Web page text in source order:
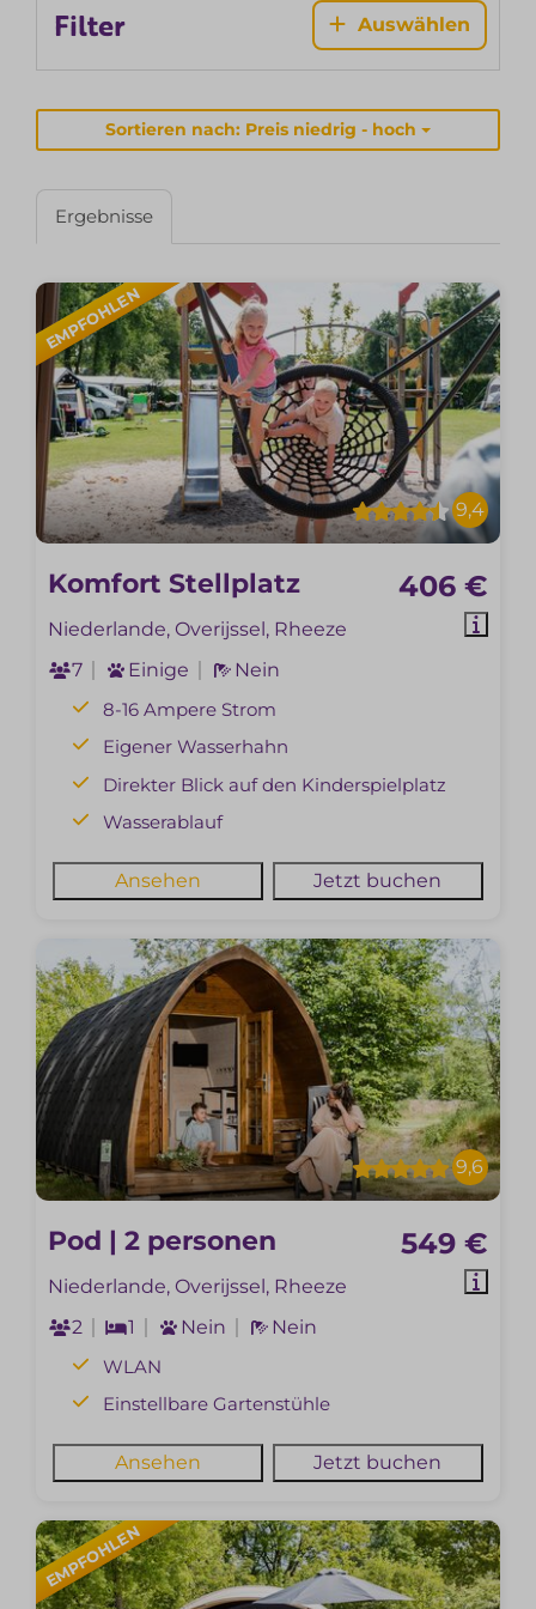
Filter Auswählen
Sortieren nach: Preis niedrig - hoch
Ergebnisse
EMPFOHLEN
9,4
406 €
Komfort Stellplatz
Niederlande, Overijssel, Rheeze
7
Einige
Nein
8-16 Ampere Strom
Eigener Wasserhahn
Direkter Blick auf den Kinderspielplatz
Wasserablauf
Ansehen Jetzt buchen
9,6
549 €
Pod | 2 personen
Niederlande, Overijssel, Rheeze
2
1 Nein
Nein
WLAN
Einstellbare Gartenstühle
Ansehen Jetzt buchen
EMPFOHLEN